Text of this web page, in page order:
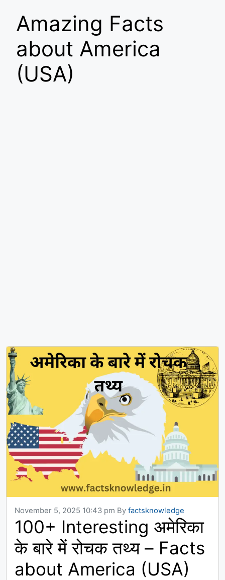
Amazing Facts
about America
(USA)
November 5, 2025 10:43 pm By factsknowledge
100+ Interesting अमेरिका
के बारे में रोचक तथ्य – Facts
about America (USA)